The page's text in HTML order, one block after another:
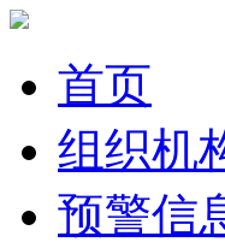
首页
组织机
预警信